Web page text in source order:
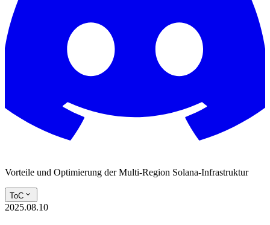
Vorteile und Optimierung der Multi-Region Solana-Infrastruktur
ToC
2025.08.10